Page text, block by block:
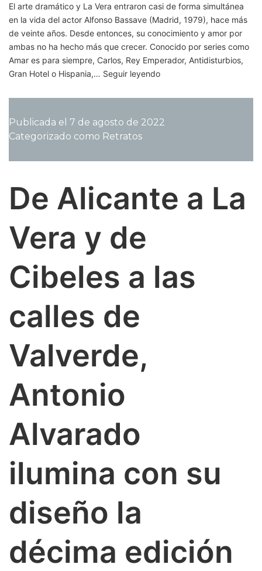
El arte dramático y La Vera entraron casi de forma simultánea
en la vida del actor Alfonso Bassave (Madrid, 1979), hace más
de veinte años. Desde entonces, su conocimiento y amor por
ambas no ha hecho más que crecer. Conocido por series como
Amar es para siempre, Carlos, Rey Emperador, Antidisturbios,
Gran Hotel o Hispania,… Seguir leyendoAlfonso
El
entre
Vera
se
Publicada el 7 de agosto de 2022
Categorizado como Retratos
De Alicante a La
Vera y de
Cibeles a las
calles de
Valverde,
Antonio
Alvarado
ilumina con su
diseño la
décima edición